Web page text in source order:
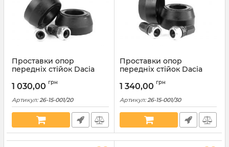
Проставки опор
передніх стійок Dacia
15-001/20)
1 030,00 грн
Артикул: 26-15-001/20
Проставки опор
передніх стійок Dacia
15-001/30)
1 340,00 грн
Артикул: 26-15-001/30